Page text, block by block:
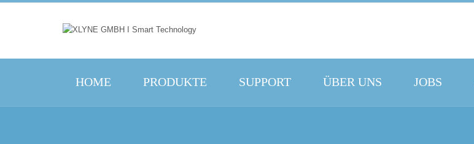
HOME PRODUKTE SUPPORT ÜBER UNS JOBS